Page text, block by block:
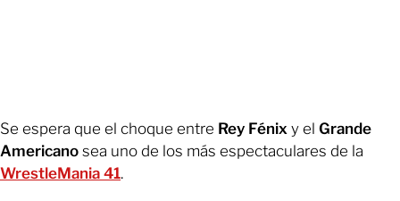
Se espera que el choque entre Rey Fénix y el Grande
Americano sea uno de los más espectaculares de la
WrestleMania 41.